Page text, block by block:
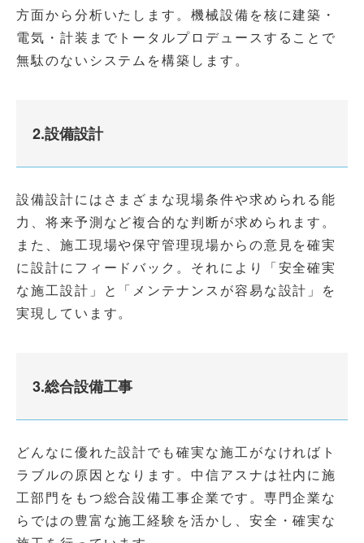
方面から分析いたします。機械設備を核に建築・
電気・計装までトータルプロデュースすることで
無駄のないシステムを構築します。
2.設備設計
設備設計にはさまざまな現場条件や求められる能
力、将来予測など複合的な判断が求められます。
また、施工現場や保守管理現場からの意見を確実
に設計にフィードバック。それにより「安全確実
な施工設計」と「メンテナンスが容易な設計」を
実現しています。
3.総合設備工事
どんなに優れた設計でも確実な施工がなければト
ラブルの原因となります。中信アスナは社内に施
工部門をもつ総合設備工事企業です。専門企業な
らではの豊富な施工経験を活かし、安全・確実な